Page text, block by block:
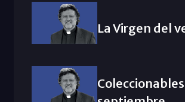
La Virgen del